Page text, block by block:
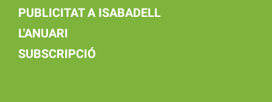
PUBLICITAT A ISABADELL
L'ANUARI
SUBSCRIPCIÓ